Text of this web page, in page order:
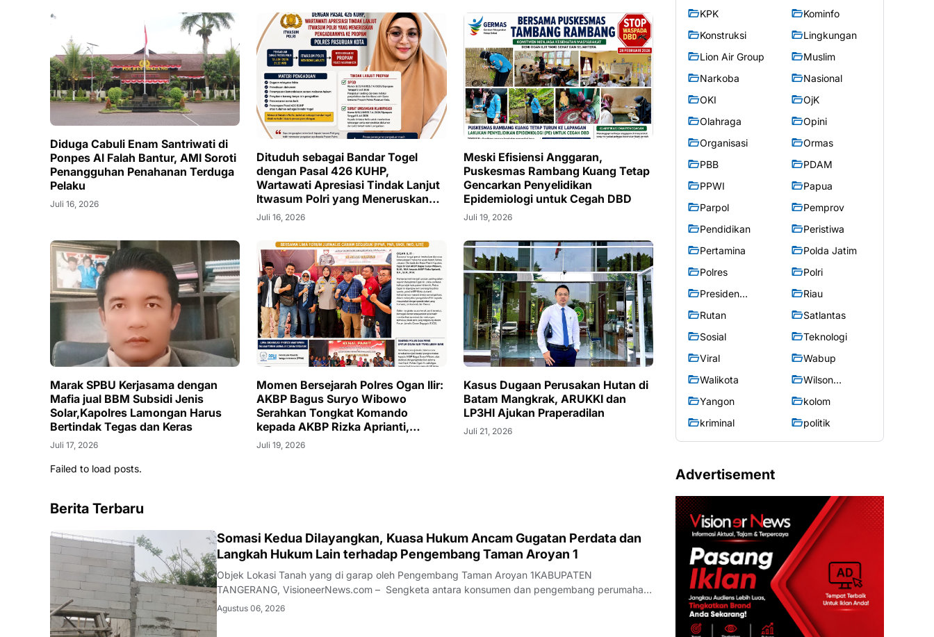
Diduga Cabuli Enam Santriwati di
Ponpes Al Falah Bantur, AMI Soroti
Penangguhan Penahanan Terduga
Pelaku
Juli 16, 2026
Dituduh sebagai Bandar Togel
dengan Pasal 426 KUHP,
Wartawati Apresiasi Tindak Lanjut
Itwasum Polri yang Meneruskan
Pengaduannya ke Propam Polres
Pasuruan Kota
Juli 16, 2026
Meski Efisiensi Anggaran,
Puskesmas Rambang Kuang Tetap
Gencarkan Penyelidikan
Epidemiologi untuk Cegah DBD
Juli 19, 2026
Marak SPBU Kerjasama dengan
Mafia jual BBM Subsidi Jenis
Solar,Kapolres Lamongan Harus
Bertindak Tegas dan Keras
Juli 17, 2026
Momen Bersejarah Polres Ogan Ilir:
AKBP Bagus Suryo Wibowo
Serahkan Tongkat Komando
kepada AKBP Rizka Aprianti,
Kapolres Wanita Pertama di Ogan
Juli 19, 2026
Kasus Dugaan Perusakan Hutan di
Batam Mangkrak, ARUKKI dan
LP3HI Ajukan Praperadilan
Juli 21, 2026
Failed to load posts.
Berita Terbaru
HUKUM.DAERAH
Somasi Kedua Dilayangkan, Kuasa Hukum Ancam Gugatan Perdata dan
Langkah Hukum Lain terhadap Pengembang Taman Aroyan 1
Objek Lokasi Tanah yang di garap oleh Pengembang Taman Aroyan 1KABUPATEN
TANGERANG, VisioneerNews.com – Sengketa antara konsumen dan pengembang perumahan
Taman Aroyan 1 di Kampung Guha, Jalan Satria Raya, Desa Lembangsari, Kecamatan Rajeg,
Agustus 06, 2026
KPK
Kominfo
Konstruksi
Lingkungan
Lion Air Group
Muslim
Narkoba
Nasional
OKI
OjK
Olahraga
Opini
Organisasi
Ormas
PBB
PDAM
PPWI
Papua
Parpol
Pemprov
Pendidikan
Peristiwa
Pertamina
Polda Jatim
Polres
Polri
Presiden
Riau
Rutan
Satlantas
Sosial
Teknologi
Viral
Wabup
Walikota
Wilson
Yangon
kolom
kriminal
politik
Advertisement